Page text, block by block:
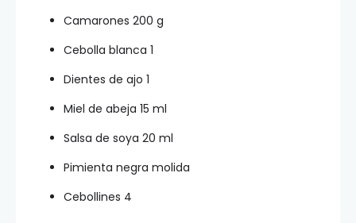
Camarones 200 g
Cebolla blanca 1
Dientes de ajo 1
Miel de abeja 15 ml
Salsa de soya 20 ml
Pimienta negra molida
Cebollines 4